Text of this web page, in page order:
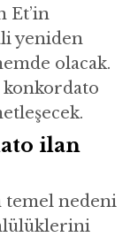
Et’in
yeniden
olacak.
ilan
temel nedeni